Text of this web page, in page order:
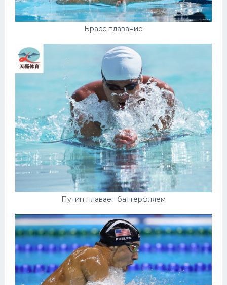
Брасс плавание
Путин плавает баттерфляем